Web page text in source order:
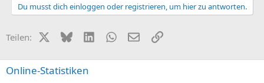
Du musst dich einloggen oder registrieren, um hier zu antworten.
Teilen: X (Twitter)
BlueskyLinkedInWhatsApp
E-MailLink
Online-Statistiken